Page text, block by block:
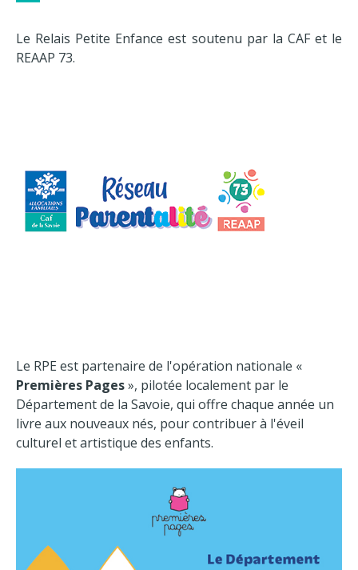
Le Relais Petite Enfance est soutenu par la CAF et le
REAAP 73.
Le RPE est partenaire de l'opération nationale «
Premières Pages», pilotée localement par le
Département de la Savoie, qui offre chaque année un
livre aux nouveaux nés, pour contribuer à l'éveil
culturel et artistique des enfants.